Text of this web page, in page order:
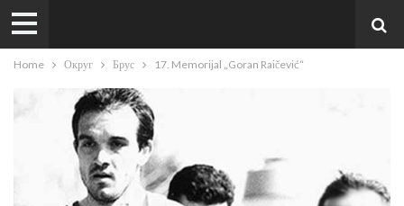
Home Округ Брус 17. Memorijal „Goran Raičević“